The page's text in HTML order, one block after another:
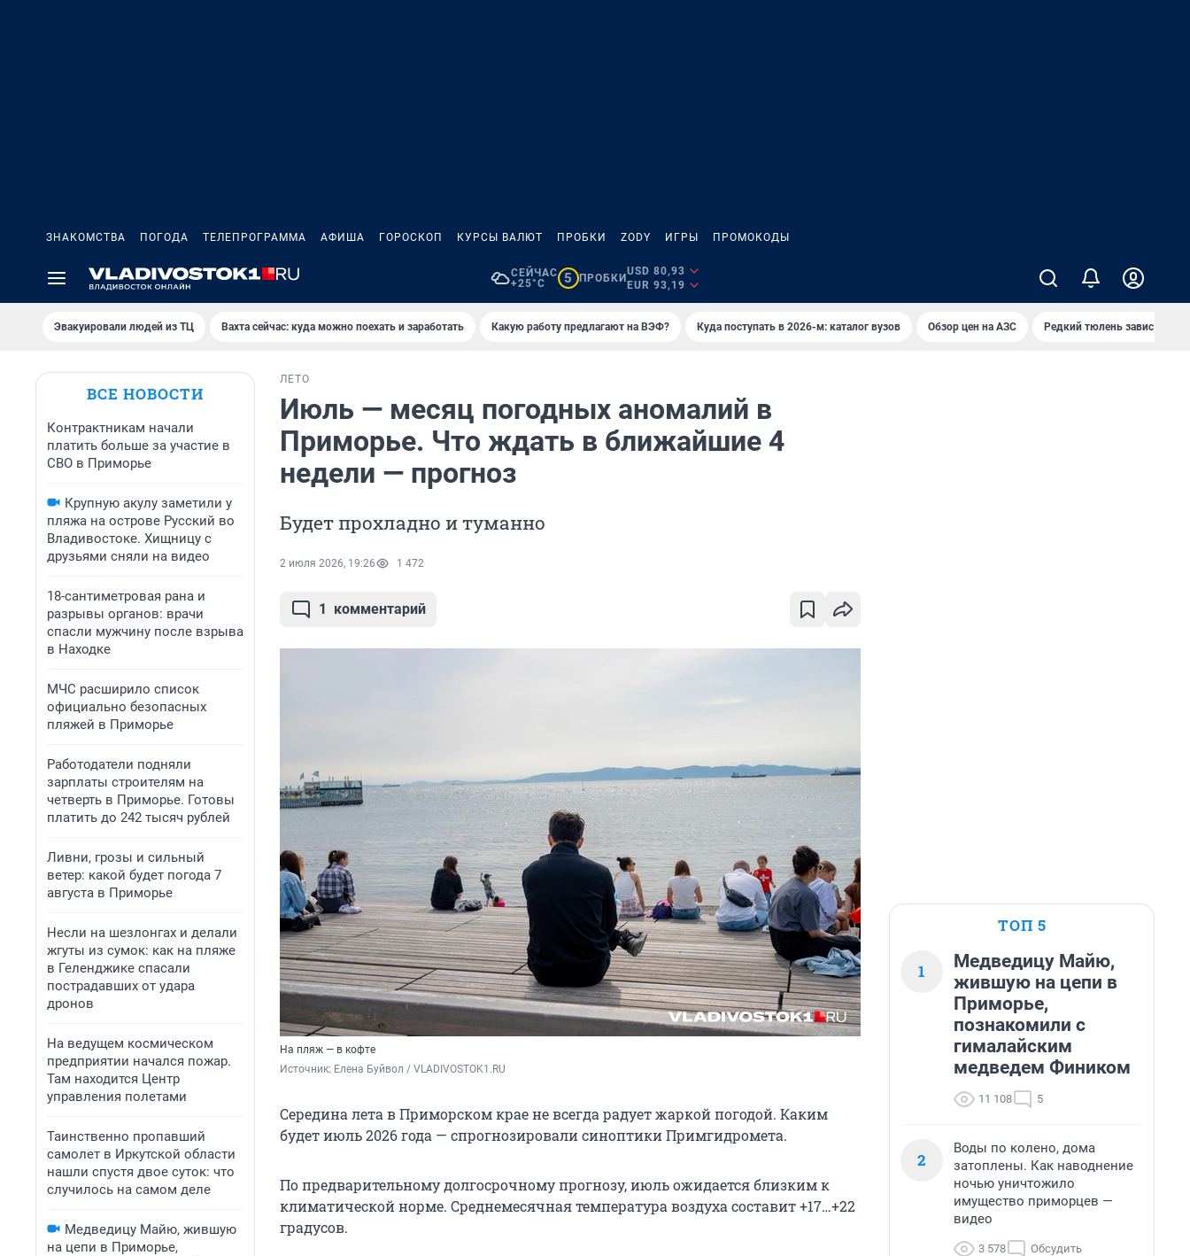
ЗНАКОМСТВА ПОГОДА ТЕЛЕПРОГРАММА АФИША ГОРОСКОП КУРСЫ ВАЛЮТ ПРОБКИ ZODY ИГРЫ ПРОМОКОДЫ
СЕЙЧАС
+25°C
5 ПРОБКИ
USD 80,93
EUR 93,19
Эвакуировали людей из ТЦ Вахта сейчас: куда можно поехать и заработать Какую работу предлагают на ВЭФ? Куда поступать в 2026-м: каталог вузов Обзор цен на АЗС Редкий тюлень завис над
ВСЕ НОВОСТИ
Контрактникам начали
платить больше за участие в
СВО в Приморье
Крупную акулу заметили у
пляжа на острове Русский во
Владивостоке. Хищницу с
друзьями сняли на видео
18-сантиметровая рана и
разрывы органов: врачи
спасли мужчину после взрыва
в Находке
МЧС расширило список
официально безопасных
пляжей в Приморье
Работодатели подняли
зарплаты строителям на
четверть в Приморье. Готовы
платить до 242 тысяч рублей
Ливни, грозы и сильный
ветер: какой будет погода 7
августа в Приморье
Несли на шезлонгах и делали
жгуты из сумок: как на пляже
в Геленджике спасали
пострадавших от удара
дронов
На ведущем космическом
предприятии начался пожар.
Там находится Центр
управления полетами
Таинственно пропавший
самолет в Иркутской области
нашли спустя двое суток: что
случилось на самом деле
Медведицу Майю, жившую
на цепи в Приморье,
ЛЕТО
Июль — месяц погодных аномалий в
Приморье. Что ждать в ближайшие 4
недели — прогноз
Будет прохладно и туманно
2 июля 2026, 19:26 1 472
1 комментарий
На пляж — в кофте
Источник: Елена Буйвол / VLADIVOSTOK1.RU
Середина лета в Приморском крае не всегда радует жаркой погодой. Каким
будет июль 2026 года — спрогнозировали синоптики Примгидромета.
По предварительному долгосрочному прогнозу, июль ожидается близким к
климатической норме. Среднемесячная температура воздуха составит +17…+22
градусов.
ТОП 5
1
Медведицу Майю,
жившую на цепи в
Приморье,
познакомили с
гималайским
медведем Фиником
11 108 5
2
Воды по колено, дома
затоплены. Как наводнение
ночью уничтожило
имущество приморцев —
видео
3 578 Обсудить